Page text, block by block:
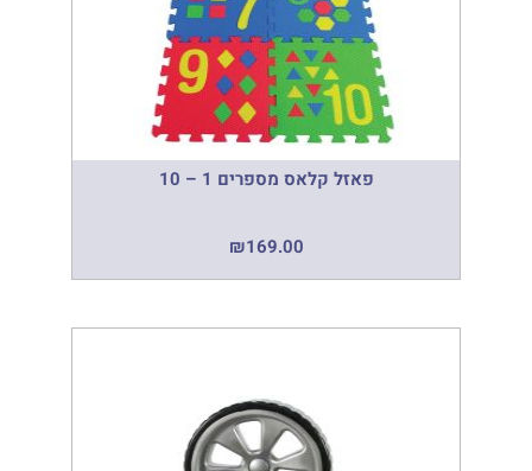
פאזל קלאס מספרים 1 – 10
₪169.00